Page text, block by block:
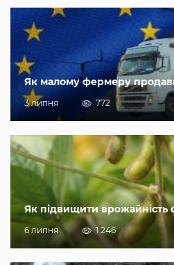
Як малому фермеру
3 липня 772
Як підвищити врожайність
6 липня 1 246